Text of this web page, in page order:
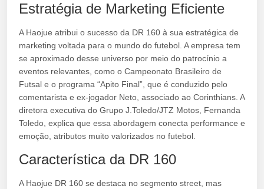
Estratégia de Marketing Eficiente
A Haojue atribui o sucesso da DR 160 à sua estratégica de
marketing voltada para o mundo do futebol. A empresa tem
se aproximado desse universo por meio do patrocínio a
eventos relevantes, como o Campeonato Brasileiro de
Futsal e o programa “Apito Final”, que é conduzido pelo
comentarista e ex-jogador Neto, associado ao Corinthians. A
diretora executiva do Grupo J.Toledo/JTZ Motos, Fernanda
Toledo, explica que essa abordagem conecta performance e
emoção, atributos muito valorizados no futebol.
Característica da DR 160
A Haojue DR 160 se destaca no segmento street, mas